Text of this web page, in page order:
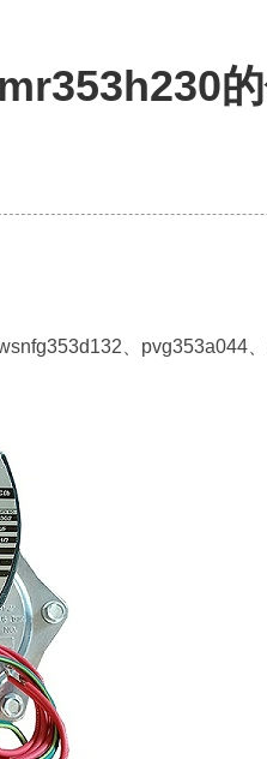
、pvg353a044